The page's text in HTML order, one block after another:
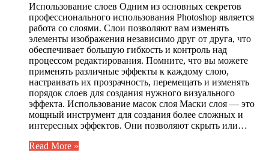
Использование слоев Одним из основных секретов
профессионального использования Photoshop является
работа со слоями. Слои позволяют вам изменять
элементы изображения независимо друг от друга, что
обеспечивает большую гибкость и контроль над
процессом редактирования. Помните, что вы можете
применять различные эффекты к каждому слою,
настраивать их прозрачность, перемещать и изменять
порядок слоев для создания нужного визуального
эффекта. Использование масок слоя Маски слоя — это
мощный инструмент для создания более сложных и
интересных эффектов. Они позволяют скрыть или…
Read More »